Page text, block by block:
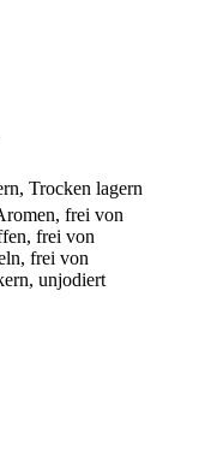
Trocken lagern
frei von
frei von
frei von
unjodiert